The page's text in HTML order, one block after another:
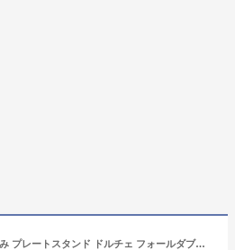
ホテル御用達 折りたたみ プレートスタンド ドルチェ フォールダブルケーキスタンド 2段 ブラック ホワイト アフタヌーンティー スタンド おしゃれ シンプル 高級 上品 カフェ かわいい 青芳 CASUAL PRODUCT